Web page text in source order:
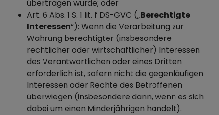
übertragen wurde; oder
Art. 6 Abs. 1 S. 1 lit. f DS-GVO („Berechtigte
Interessen“): Wenn die Verarbeitung zur
Wahrung berechtigter (insbesondere
rechtlicher oder wirtschaftlicher) Interessen
des Verantwortlichen oder eines Dritten
erforderlich ist, sofern nicht die gegenläufigen
Interessen oder Rechte des Betroffenen
überwiegen (insbesondere dann, wenn es sich
dabei um einen Minderjährigen handelt).